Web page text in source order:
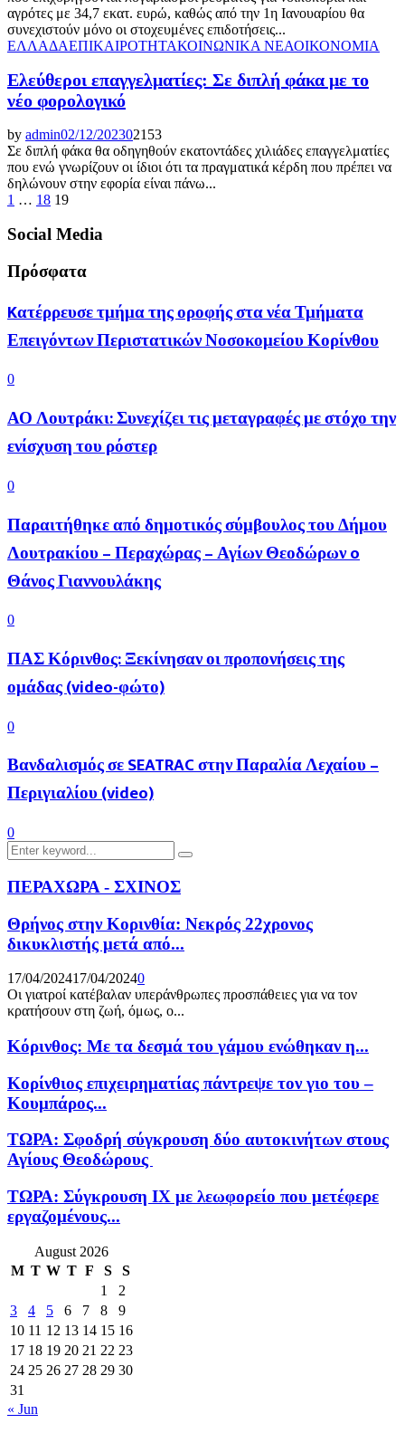
αγρότες με 34,7 εκατ. ευρώ, καθώς από την 1η Ιανουαρίου θα
συνεχιστούν μόνο οι στοχευμένες επιδοτήσεις...
ΕΛΛΑΔΑΕΠΙΚΑΙΡΟΤΗΤΑΚΟΙΝΩΝΙΚΑ ΝΕΑΟΙΚΟΝΟΜΙΑ
Ελεύθεροι επαγγελματίες: Σε διπλή φάκα με το
νέο φορολογικό
by admin02/12/202302153
Σε διπλή φάκα θα οδηγηθούν εκατοντάδες χιλιάδες επαγγελματίες
που ενώ γνωρίζουν οι ίδιοι ότι τα πραγματικά κέρδη που πρέπει να
δηλώνουν στην εφορία είναι πάνω...
Posts
pagination
1 … 18 19
Social Media
Πρόσφατα
Kατέρρευσε τμήμα της οροφής στα νέα Τμήματα
Επειγόντων Περιστατικών Νοσοκομείου Κορίνθου
0
ΑΟ Λουτράκι: Συνεχίζει τις μεταγραφές με στόχο την
ενίσχυση του ρόστερ
0
Παραιτήθηκε από δημοτικός σύμβουλος του Δήμου
Λουτρακίου – Περαχώρας – Αγίων Θεοδώρων o
Θάνος Γιαννουλάκης
0
ΠΑΣ Κόρινθος: Ξεκίνησαν οι προπονήσεις της
ομάδας (video-φώτο)
0
Βανδαλισμός σε SEATRAC στην Παραλία Λεχαίου –
Περιγιαλίου (video)
0
Search
for:
Search
ΠΕΡΑΧΩΡΑ - ΣΧΙΝΟΣ
Θρήνος στην Κορινθία: Νεκρός 22χρονος
δικυκλιστής μετά από...
17/04/202417/04/20240
Οι γιατροί κατέβαλαν υπεράνθρωπες προσπάθειες για να τον
κρατήσουν στη ζωή, όμως, ο...
Κόρινθος: Με τα δεσμά του γάμου ενώθηκαν η...
Κορίνθιος επιχειρηματίας πάντρεψε τον γιο του –
Κουμπάρος...
ΤΩΡΑ: Σφοδρή σύγκρουση δύο αυτοκινήτων στους
Αγίους Θεοδώρους
ΤΩΡΑ: Σύγκρουση ΙΧ με λεωφορείο που μετέφερε
εργαζομένους...
August 2026
M T W T F S
S
1
2
3
4 5 6 7 8
9
10 11 12 13 14 15 16
17 18 19 20 21 22 23
24 25 26 27 28 29 30
31
« Jun